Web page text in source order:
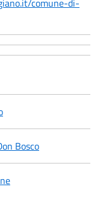
comune-di-
Bosco